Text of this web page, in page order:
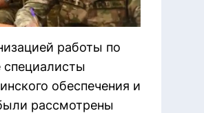
работы по
обеспечения и
рассмотрены